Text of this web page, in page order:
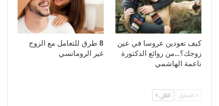
كيف تعودين عروسا في عين
زوجك؟…من روائع الدكتورة
ناعمة الهاشمي
8 طرق للتعامل مع الزوج
غير الرومانسي
السابق التالي